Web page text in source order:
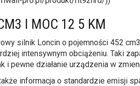
I MOC 12 5 KM
silnik Loncin o pojemności 452
intensywnym obciążeniu. Taki
i pewne działanie urządzenia w
informacja o standardzie emisji